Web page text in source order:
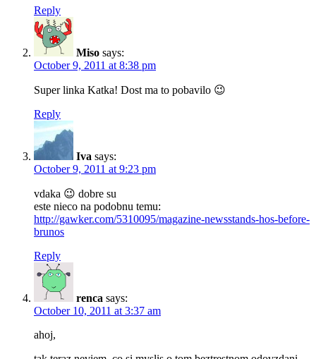
Reply
Miso says:
October 9, 2011 at 8:38 pm
Super linka Katka! Dost ma to pobavilo 😉
Reply
Iva says:
October 9, 2011 at 9:23 pm
vdaka 😉 dobre su
este nieco na podobnu temu:
http://gawker.com/5310095/magazine-newsstands-hos-before-
brunos
Reply
renca says:
October 10, 2011 at 3:37 am
ahoj,